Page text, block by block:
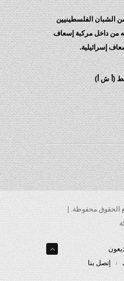
الشبان الفلسطينيين
من داخل مركبة إسعاف
إسرائيلية.
(أ ش أ)
الحقوق محفوظة. |
إتصل بنا